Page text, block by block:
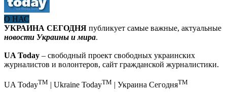
О НАС
УКРАИНА СЕГОДНЯ публикует самые важные, актуальные
новости Украины и мира.
UA Today – свободный проект свободных украинских
журналистов и волонтеров, сайт гражданской журналистики.
UA TodayTM | Ukraine TodayTM | Украина СегодняTM